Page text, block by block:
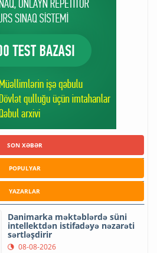
SON XƏBƏR
POPULYAR
YAZARLAR
Danimarka məktəblərdə süni
intellektdən istifadəyə nəzarəti
sərtləşdirir
08-08-2026